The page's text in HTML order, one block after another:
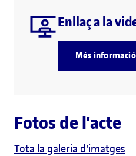
Enllaç a la
Més informació
Fotos de l'acte
Tota la galeria d'imatges